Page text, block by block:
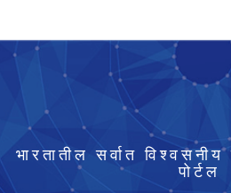
भारतातील सर्वात
पोर्टल